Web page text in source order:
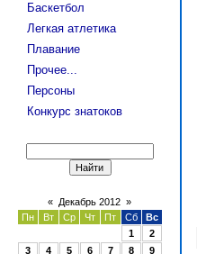
Баскетбол
Легкая атлетика
Плавание
Прочее...
Персоны
Конкурс знатоков
« Декабрь 2012 »
Пн
Вт Ср Чт Пт Сб
Вс
1
2
3
4 5 6 7 8
9